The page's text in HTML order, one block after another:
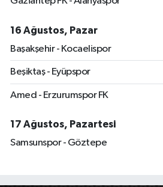
16 Ağustos, Pazar
Başakşehir - Kocaelispor
Beşiktaş - Eyüpspor
Amed - Erzurumspor FK
17 Ağustos, Pazartesi
Samsunspor - Göztepe